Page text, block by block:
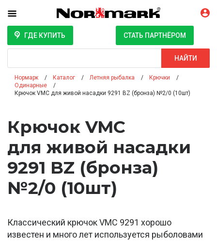
ГДЕ КУПИТЬ СТАТЬ ПАРТНЁРОМ
НАЙТИ
Нормарк Каталог Летняя рыбалка
Крючки
Одинарные
Крючок VMC для живой насадки 9291 BZ (бронза) №2/0 (10шт)
Крючок VMC
для живой насадки
9291 BZ (бронза)
№2/0 (10шт)
Классический крючок VMC 9291 хорошо
известен и много лет используется рыболовами